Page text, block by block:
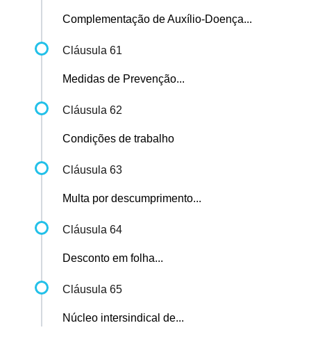
Complementação de Auxílio-Doença...
Cláusula 61
Medidas de Prevenção...
Cláusula 62
Condições de trabalho
Cláusula 63
Multa por descumprimento...
Cláusula 64
Desconto em folha...
Cláusula 65
Núcleo intersindical de...